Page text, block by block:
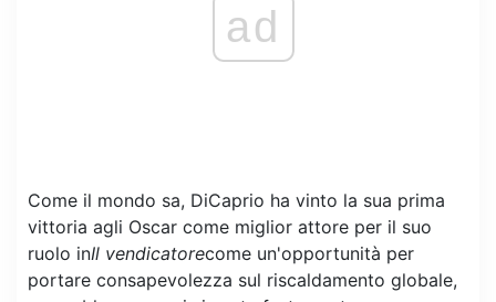
ad
Come il mondo sa, DiCaprio ha vinto la sua prima
vittoria agli Oscar come miglior attore per il suo
ruolo inIl vendicatorecome un'opportunità per
portare consapevolezza sul riscaldamento globale,